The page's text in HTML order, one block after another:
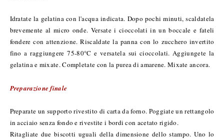
Idratate la gelatina con l'acqua indicata. Dopo pochi minuti, scaldatela
brevemente al micro onde. Versate i cioccolati in un boccale e fateli
fondere con attenzione. Riscaldate la panna con lo zucchero invertito
fino a raggiungere 75-80°C e versatela sui cioccolati. Aggiungete la
gelatina e mixate. Completate con la purea di amarene. Mixate ancora.
Preparazione finale
Preparate un supporto rivestito di carta da forno. Poggiate un rettangolo
in acciaio senza fondo e rivestite i bordi con acetato rigido.
Ritagliate due biscotti uguali della dimensione dello stampo. Uno lo